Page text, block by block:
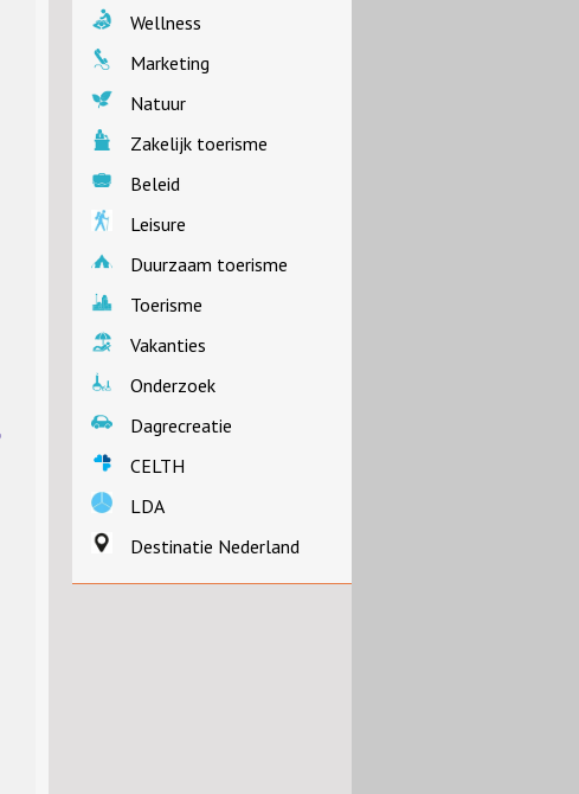
Wellness
Marketing
Natuur
Zakelijk toerisme
Beleid
Leisure
Duurzaam toerisme
Toerisme
Vakanties
Onderzoek
Dagrecreatie
CELTH
LDA
Destinatie Nederland